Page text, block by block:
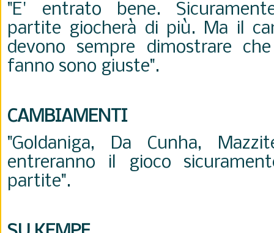
"E' entrato bene.
partite giocherà di più. Ma il
devono sempre dimostrare
fanno sono giuste".
CAMBIAMENTI
"Goldaniga, Da Cunha,
entreranno il gioco
partite".